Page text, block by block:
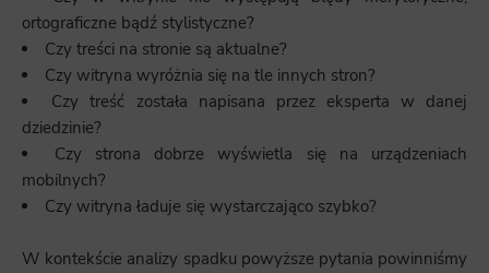
ortograficzne bądź stylistyczne?
Czy treści na stronie są aktualne?
Czy witryna wyróżnia się na tle innych stron?
Czy treść została napisana przez eksperta w danej
dziedzinie?
Czy strona dobrze wyświetla się na urządzeniach
mobilnych?
Czy witryna ładuje się wystarczająco szybko?
W kontekście analizy spadku powyższe pytania powinniśmy